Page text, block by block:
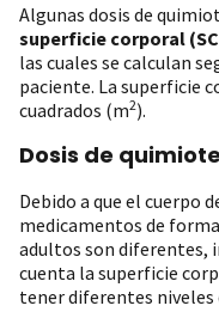
Algunas dosis de
superficie corporal
las cuales se calculan
paciente. La superficie
cuadrados (m2).
Dosis de
Debido a que el cuerpo
medicamentos de
adultos son diferentes,
cuenta la superficie
tener diferentes